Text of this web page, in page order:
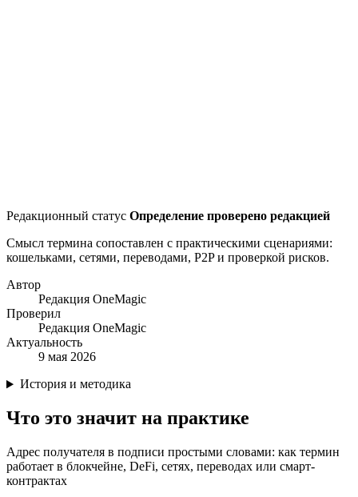
Редакционный статус Определение проверено редакцией
Смысл термина сопоставлен с практическими сценариями:
кошельками, сетями, переводами, P2P и проверкой рисков.
Автор
Редакция OneMagic
Проверил
Редакция OneMagic
Актуальность
9 мая 2026
История и методика
Что это значит на практике
Адрес получателя в подписи простыми словами: как термин
работает в блокчейне, DeFi, сетях, переводах или смарт-
контрактах